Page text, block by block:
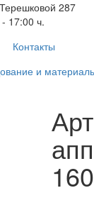
287
17:00 ч.
Контакты
и
160